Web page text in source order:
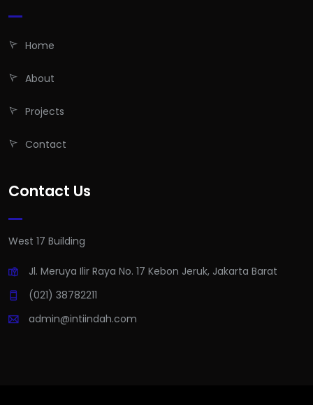
Home
About
Projects
Contact
Contact Us
West 17 Building
Jl. Meruya Ilir Raya No. 17 Kebon Jeruk, Jakarta Barat
(021) 38782211
admin@intiindah.com